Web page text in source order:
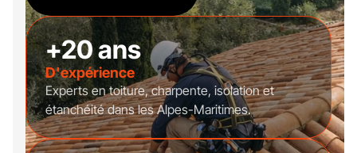
+20 ans
D'expérience
Experts en toiture, charpente, isolation et
étanchéité dans les Alpes-Maritimes.